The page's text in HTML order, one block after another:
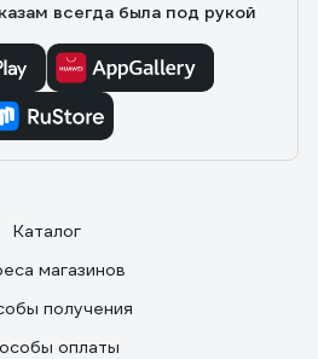
всегда была под рукой
Каталог
магазинов
получения
оплаты